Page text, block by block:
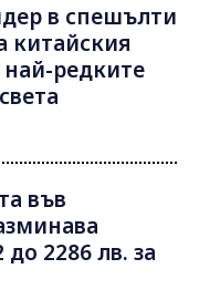
в спешълти
китайския
най-редките
във
2286 лв. за